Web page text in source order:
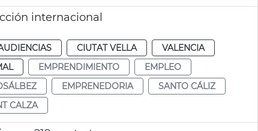
internacional
CIUTAT VELLA
VALENCIA
EMPRENDIMIENTO
EMPLEO
EMPRENEDORIA
SANTO CÁLIZ
CALZA